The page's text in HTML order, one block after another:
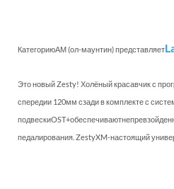
КатегориюАМ (ол-маунтин) представляет
Это новый Zesty! Холёный красавчик с
спередии 120мм сзади в комплекте с
педалирования. ZestyXM-настоящий